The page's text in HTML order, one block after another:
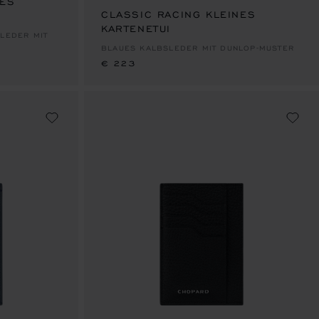
MIT
CLASSIC RACING KLEINES
KARTENETUI
BLAUES KALBSLEDER MIT DUNLOP-MUSTER
€ 223
€ 223